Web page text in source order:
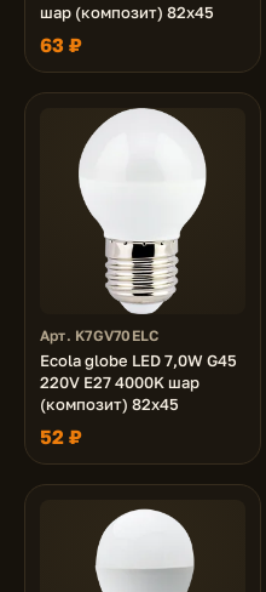
шар (композит) 82x45
63 ₽
Арт. K7GV70ELC
Ecola globe LED 7,0W G45
220V E27 4000K шар
(композит) 82x45
52 ₽